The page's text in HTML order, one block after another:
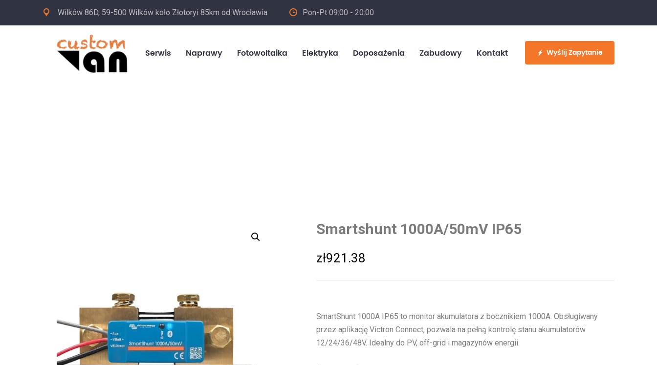
Wilków 86D, 59-500 Wilków koło Złotoryi 85km od Wrocławia Pon-Pt 09:00 - 20:00
530 886 214
Serwis Naprawy Fotowoltaika Elektryka Doposażenia Zabudowy Kontakt Wyślij Zapytanie
Smartshunt 1000A/50mV IP65
zł921.38
SmartShunt 1000A IP65 to monitor akumulatora z bocznikiem 1000A. Obsługiwany
przez aplikację Victron Connect, pozwala na pełną kontrolę stanu akumulatorów
12/24/36/48V. Idealny do PV, off-grid i magazynów energii.